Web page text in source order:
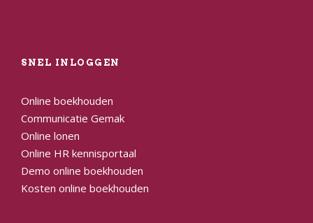
SNEL INLOGGEN
Online boekhouden
Communicatie Gemak
Online lonen
Online HR kennisportaal
Demo online boekhouden
Kosten online boekhouden